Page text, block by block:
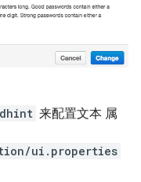
来配置文本 属
ui.properties